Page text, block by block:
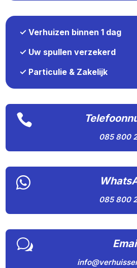
✓ Verhuizen binnen 1 dag
✓ Uw spullen verzekerd
✓ Particulie & Zakelijk

085 800

085 800
w